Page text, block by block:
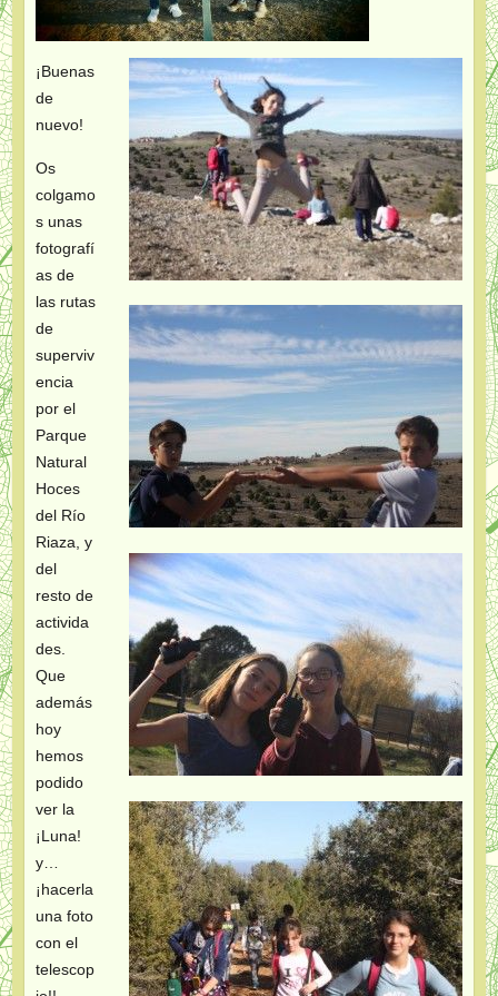
¡Buenas
de
nuevo!
Os
colgamo
s unas
fotografí
as de
las rutas
de
superviv
encia
por el
Parque
Natural
Hoces
del Río
Riaza, y
del
resto de
activida
des.
Que
además
hoy
hemos
podido
ver la
¡Luna!
y…
¡hacerla
una foto
con el
telescop